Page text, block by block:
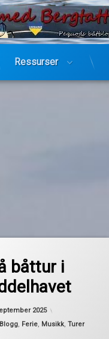
Ressurser
båttur i
2025
Blogg, Ferie, Musikk,Turer